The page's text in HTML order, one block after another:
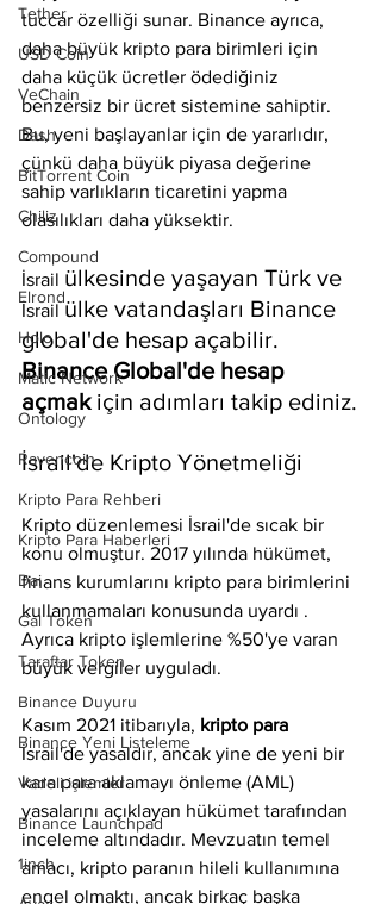
Tether
USD Coin
VeChain
Dash
BitTorrent Coin
Chiliz
Compound
Elrond
Holo
Matic Network
Ontology
Ravencoin
Kripto Para Rehberi
Kripto Para Haberleri
Dai
Gal Token
Taraftar Token
Binance Duyuru
Binance Yeni Listeleme
Vadeli işlemler
Binance Launchpad
1inch
tüccar özelliği sunar. Binance ayrıca,
daha büyük kripto para birimleri için
daha küçük ücretler ödediğiniz
benzersiz bir ücret sistemine sahiptir.
Bu, yeni başlayanlar için de yararlıdır,
çünkü daha büyük piyasa değerine
sahip varlıkların ticaretini yapma
olasılıkları daha yüksektir.
İsrail ülkesinde yaşayan Türk ve
İsrail ülke vatandaşları Binance
global'de hesap açabilir.
Binance Global'de hesap
açmak için adımları takip ediniz.
İsrail'de Kripto Yönetmeliği
Kripto düzenlemesi İsrail'de sıcak bir
konu olmuştur. 2017 yılında hükümet,
finans kurumlarını kripto para birimlerini
kullanmamaları konusunda uyardı .
Ayrıca kripto işlemlerine %50'ye varan
büyük vergiler uyguladı.
Kasım 2021 itibarıyla, kripto para
İsrail'de yasaldır, ancak yine de yeni bir
kara para aklamayı önleme (AML)
yasalarını açıklayan hükümet tarafından
inceleme altındadır. Mevzuatın temel
amacı, kripto paranın hileli kullanımına
engel olmaktı, ancak birkaç başka